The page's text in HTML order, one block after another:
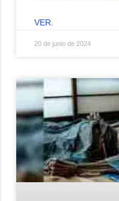
VER.
20 de junio de 2024